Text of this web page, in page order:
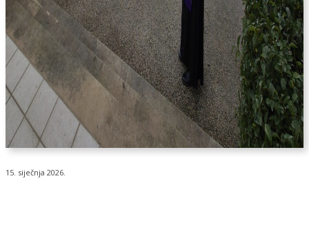
15. siječnja 2026.